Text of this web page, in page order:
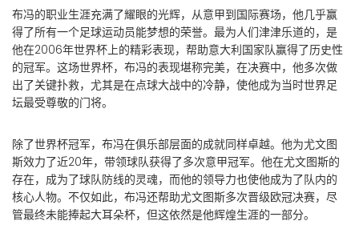
布冯的职业生涯充满了耀眼的光辉，从意甲到国际赛场，他几乎赢
得了所有一个足球运动员能梦想的荣誉。最为人们津津乐道的，是
他在2006年世界杯上的精彩表现，帮助意大利国家队赢得了历史性
的冠军。这场世界杯，布冯的表现堪称完美，在决赛中，他多次做
出了关键扑救，尤其是在点球大战中的冷静，使他成为当时世界足
坛最受尊敬的门将。
除了世界杯冠军，布冯在俱乐部层面的成就同样卓越。他为尤文图
斯效力了近20年，带领球队获得了多次意甲冠军。他在尤文图斯的
存在，成为了球队防线的灵魂，而他的领导力也使他成为了队内的
核心人物。不仅如此，布冯还帮助尤文图斯多次晋级欧冠决赛，尽
管最终未能捧起大耳朵杯，但这依然是他辉煌生涯的一部分。